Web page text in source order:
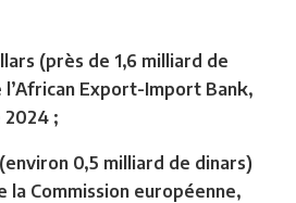
(près de 1,6 milliard de
Export-Import Bank,
2024 ;
0,5 milliard de dinars)
la Commission européenne,